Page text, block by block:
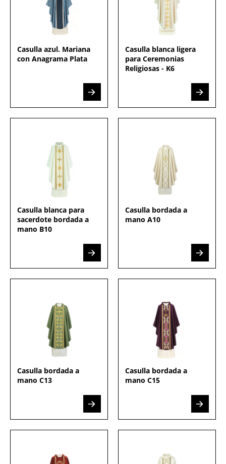
Casulla azul. Mariana
con Anagrama Plata
Casulla blanca ligera
para Ceremonias
Religiosas - K6
Casulla blanca para
sacerdote bordada a
mano B10
Casulla bordada a
mano A10
Casulla bordada a
mano C13
Casulla bordada a
mano C15